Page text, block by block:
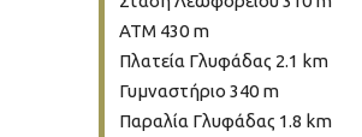
ΑΤΜ 430 m
Πλατεία Γλυφάδας 2.1 km
Γυμναστήριο 340 m
Παραλία Γλυφάδας 1.8 km